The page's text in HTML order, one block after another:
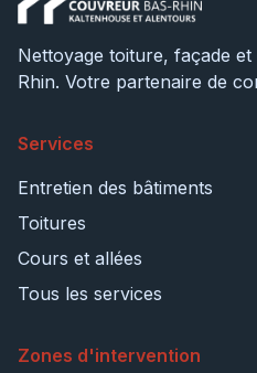
Nettoyage toiture, façade
Rhin. Votre partenaire de
Services
Entretien des bâtiments
Toitures
Cours et allées
Tous les services
Zones d'intervention